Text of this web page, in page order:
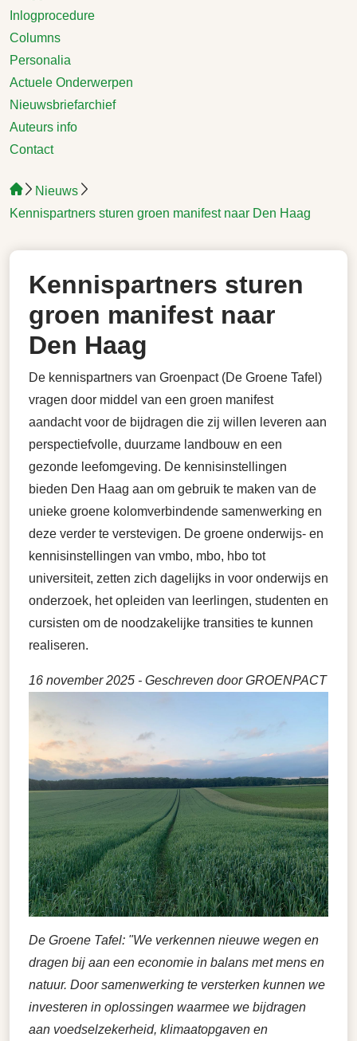
Inlogprocedure
Columns
Personalia
Actuele Onderwerpen
Nieuwsbriefarchief
Auteurs info
Contact
Nieuws
Kennispartners sturen groen manifest naar Den Haag
Kennispartners sturen
groen manifest naar
Den Haag
De kennispartners van Groenpact (De Groene Tafel)
vragen door middel van een groen manifest
aandacht voor de bijdragen die zij willen leveren aan
perspectiefvolle, duurzame landbouw en een
gezonde leefomgeving. De kennisinstellingen
bieden Den Haag aan om gebruik te maken van de
unieke groene kolomverbindende samenwerking en
deze verder te verstevigen. De groene onderwijs- en
kennisinstellingen van vmbo, mbo, hbo tot
universiteit, zetten zich dagelijks in voor onderwijs en
onderzoek, het opleiden van leerlingen, studenten en
cursisten om de noodzakelijke transities te kunnen
realiseren.
16 november 2025 - Geschreven door GROENPACT
De Groene Tafel: "We verkennen nieuwe wegen en
dragen bij aan een economie in balans met mens en
natuur. Door samenwerking te versterken kunnen we
investeren in oplossingen waarmee we bijdragen
aan voedselzekerheid, klimaatopgaven en